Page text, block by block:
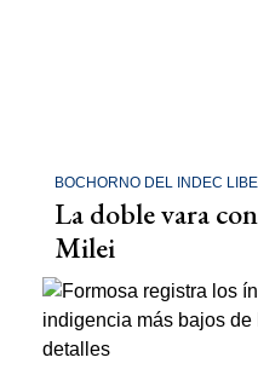
BOCHORNO DEL INDEC
La doble vara
Milei